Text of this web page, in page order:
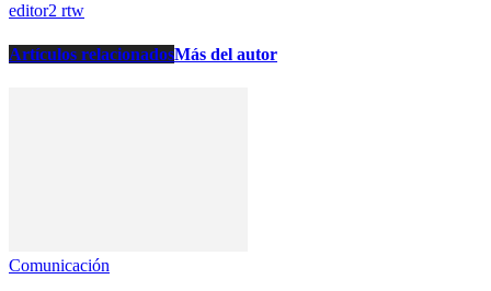
editor2 rtw
Artículos relacionadosMás del autor
Comunicación